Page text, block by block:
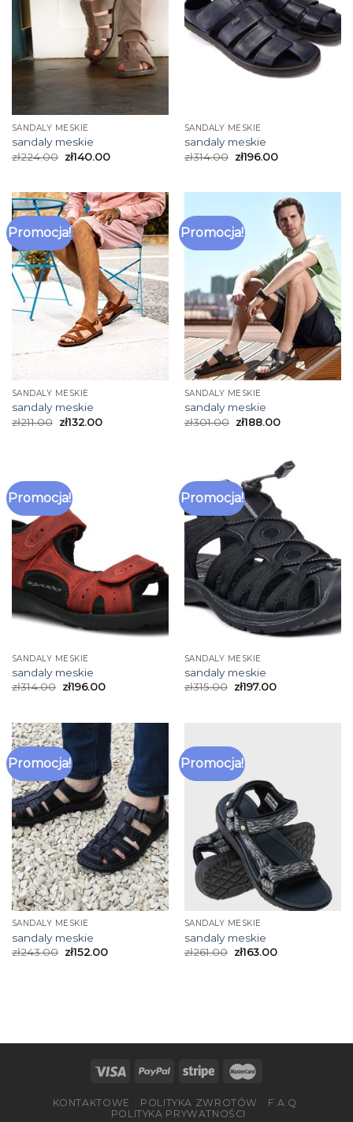
SANDALY MESKIE
sandaly meskie
zł224.00 zł140.00
SANDALY MESKIE
sandaly meskie
zł314.00 zł196.00
Promocja!
SANDALY MESKIE
sandaly meskie
zł211.00 zł132.00
Promocja!
SANDALY MESKIE
sandaly meskie
zł301.00 zł188.00
Promocja!
SANDALY MESKIE
sandaly meskie
zł314.00 zł196.00
Promocja!
SANDALY MESKIE
sandaly meskie
zł315.00 zł197.00
Promocja!
SANDALY MESKIE
sandaly meskie
zł243.00 zł152.00
Promocja!
SANDALY MESKIE
sandaly meskie
zł261.00 zł163.00
KONTAKTOWE POLITYKA ZWROTÓW
F.A.Q
POLITYKA PRYWATNOŚCI